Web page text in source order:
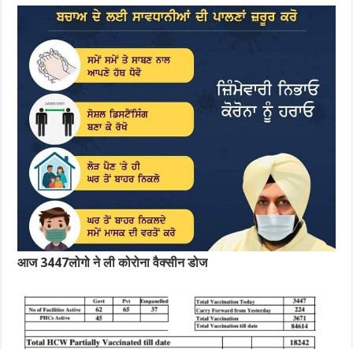
आज 3447लोगो ने ली कोरोना वैक्सीन डोज